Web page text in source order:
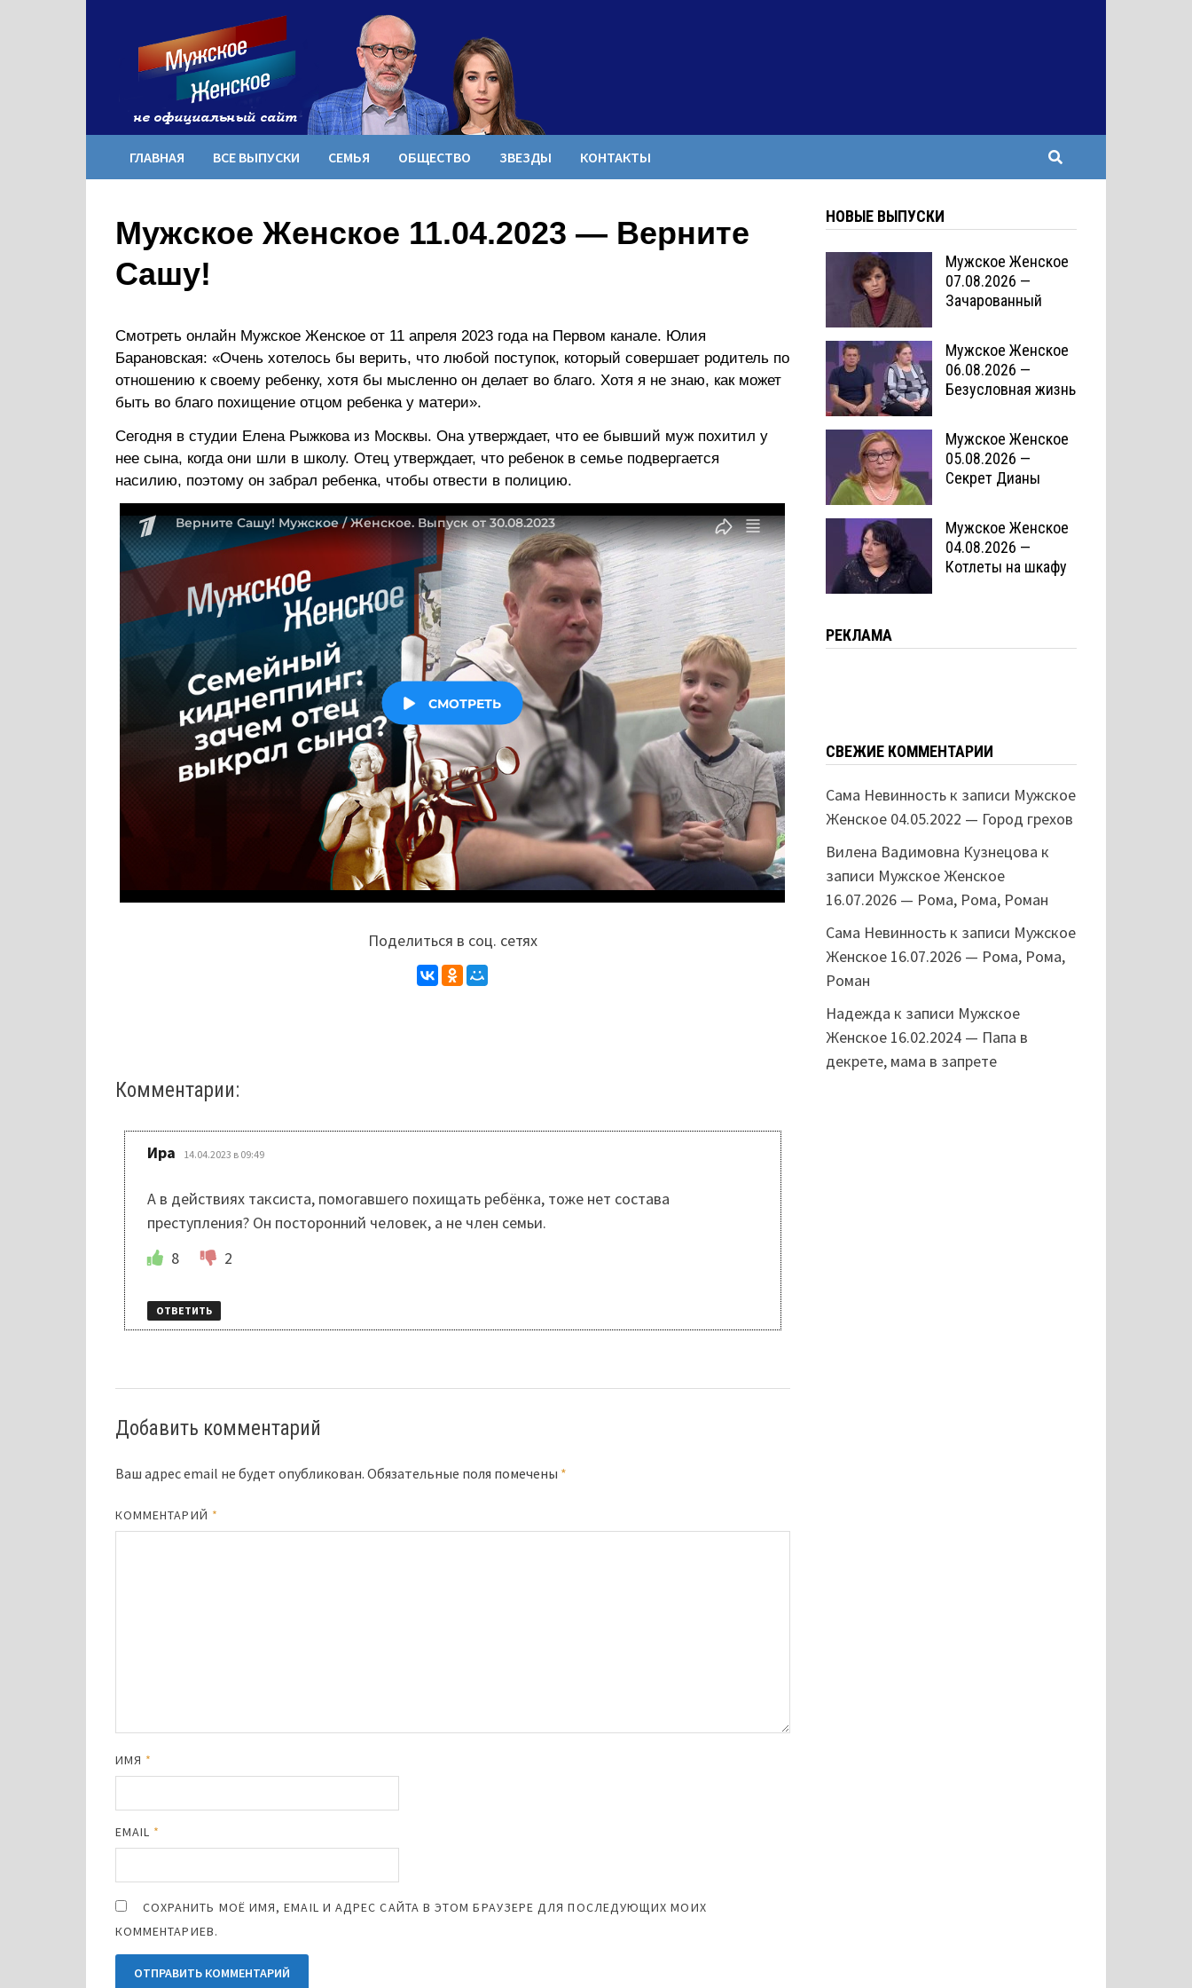
содержимому
ГЛАВНАЯ ВСЕ ВЫПУСКИ СЕМЬЯ ОБЩЕСТВО ЗВЕЗДЫ КОНТАКТЫ
Мужское Женское 11.04.2023 — Верните
Сашу!
Смотреть онлайн Мужское Женское от 11 апреля 2023 года на Первом канале. Юлия
Барановская: «Очень хотелось бы верить, что любой поступок, который совершает родитель по
отношению к своему ребенку, хотя бы мысленно он делает во благо. Хотя я не знаю, как может
быть во благо похищение отцом ребенка у матери».
Сегодня в студии Елена Рыжкова из Москвы. Она утверждает, что ее бывший муж похитил у
нее сына, когда они шли в школу. Отец утверждает, что ребенок в семье подвергается
насилию, поэтому он забрал ребенка, чтобы отвести в полицию.
Поделиться в соц. сетях
Комментарии:
Ира 14.04.2023 в 09:49
А в действиях таксиста, помогавшего похищать ребёнка, тоже нет состава
преступления? Он посторонний человек, а не член семьи.
8
2
ОТВЕТИТЬ
Добавить комментарий
Ваш адрес email не будет опубликован. Обязательные поля помечены *
КОММЕНТАРИЙ *
ИМЯ *
EMAIL *
СОХРАНИТЬ МОЁ ИМЯ, EMAIL И АДРЕС САЙТА В ЭТОМ БРАУЗЕРЕ ДЛЯ ПОСЛЕДУЮЩИХ МОИХ
КОММЕНТАРИЕВ.
НОВЫЕ ВЫПУСКИ
Мужское Женское
07.08.2026 —
Зачарованный
Мужское Женское
06.08.2026 —
Безусловная жизнь
Мужское Женское
05.08.2026 —
Секрет Дианы
Мужское Женское
04.08.2026 —
Котлеты на шкафу
РЕКЛАМА
СВЕЖИЕ КОММЕНТАРИИ
Сама Невинностьк записи Мужское
Женское 04.05.2022 — Город грехов
Вилена Вадимовна Кузнецова к
записи Мужское Женское
16.07.2026 — Рома, Рома, Роман
Сама Невинностьк записи Мужское
Женское 16.07.2026 — Рома, Рома,
Роман
Надежда к записи Мужское
Женское 16.02.2024 — Папа в
декрете, мама в запрете